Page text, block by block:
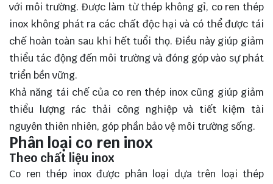
với môi trường. Được làm từ thép không gỉ, co ren thép
inox không phát ra các chất độc hại và có thể được tái
chế hoàn toàn sau khi hết tuổi thọ. Điều này giúp giảm
thiểu tác động đến môi trường và đóng góp vào sự phát
triển bền vững.
Khả năng tái chế của co ren thép inox cũng giúp giảm
thiểu lượng rác thải công nghiệp và tiết kiệm tài
nguyên thiên nhiên, góp phần bảo vệ môi trường sống.
Phân loại co ren inox
Theo chất liệu inox
Co ren thép inox được phân loại dựa trên loại thép